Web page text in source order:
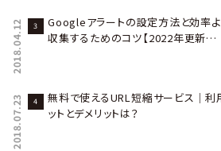
2018.04.12
Googleアラートの設定方法と効率
収集するためのコツ【2022年更新…
2018.07.23
無料で使えるURL短縮サービス｜利
ットとデメリットは？